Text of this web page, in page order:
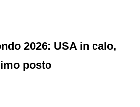
2026: USA in calo,
posto